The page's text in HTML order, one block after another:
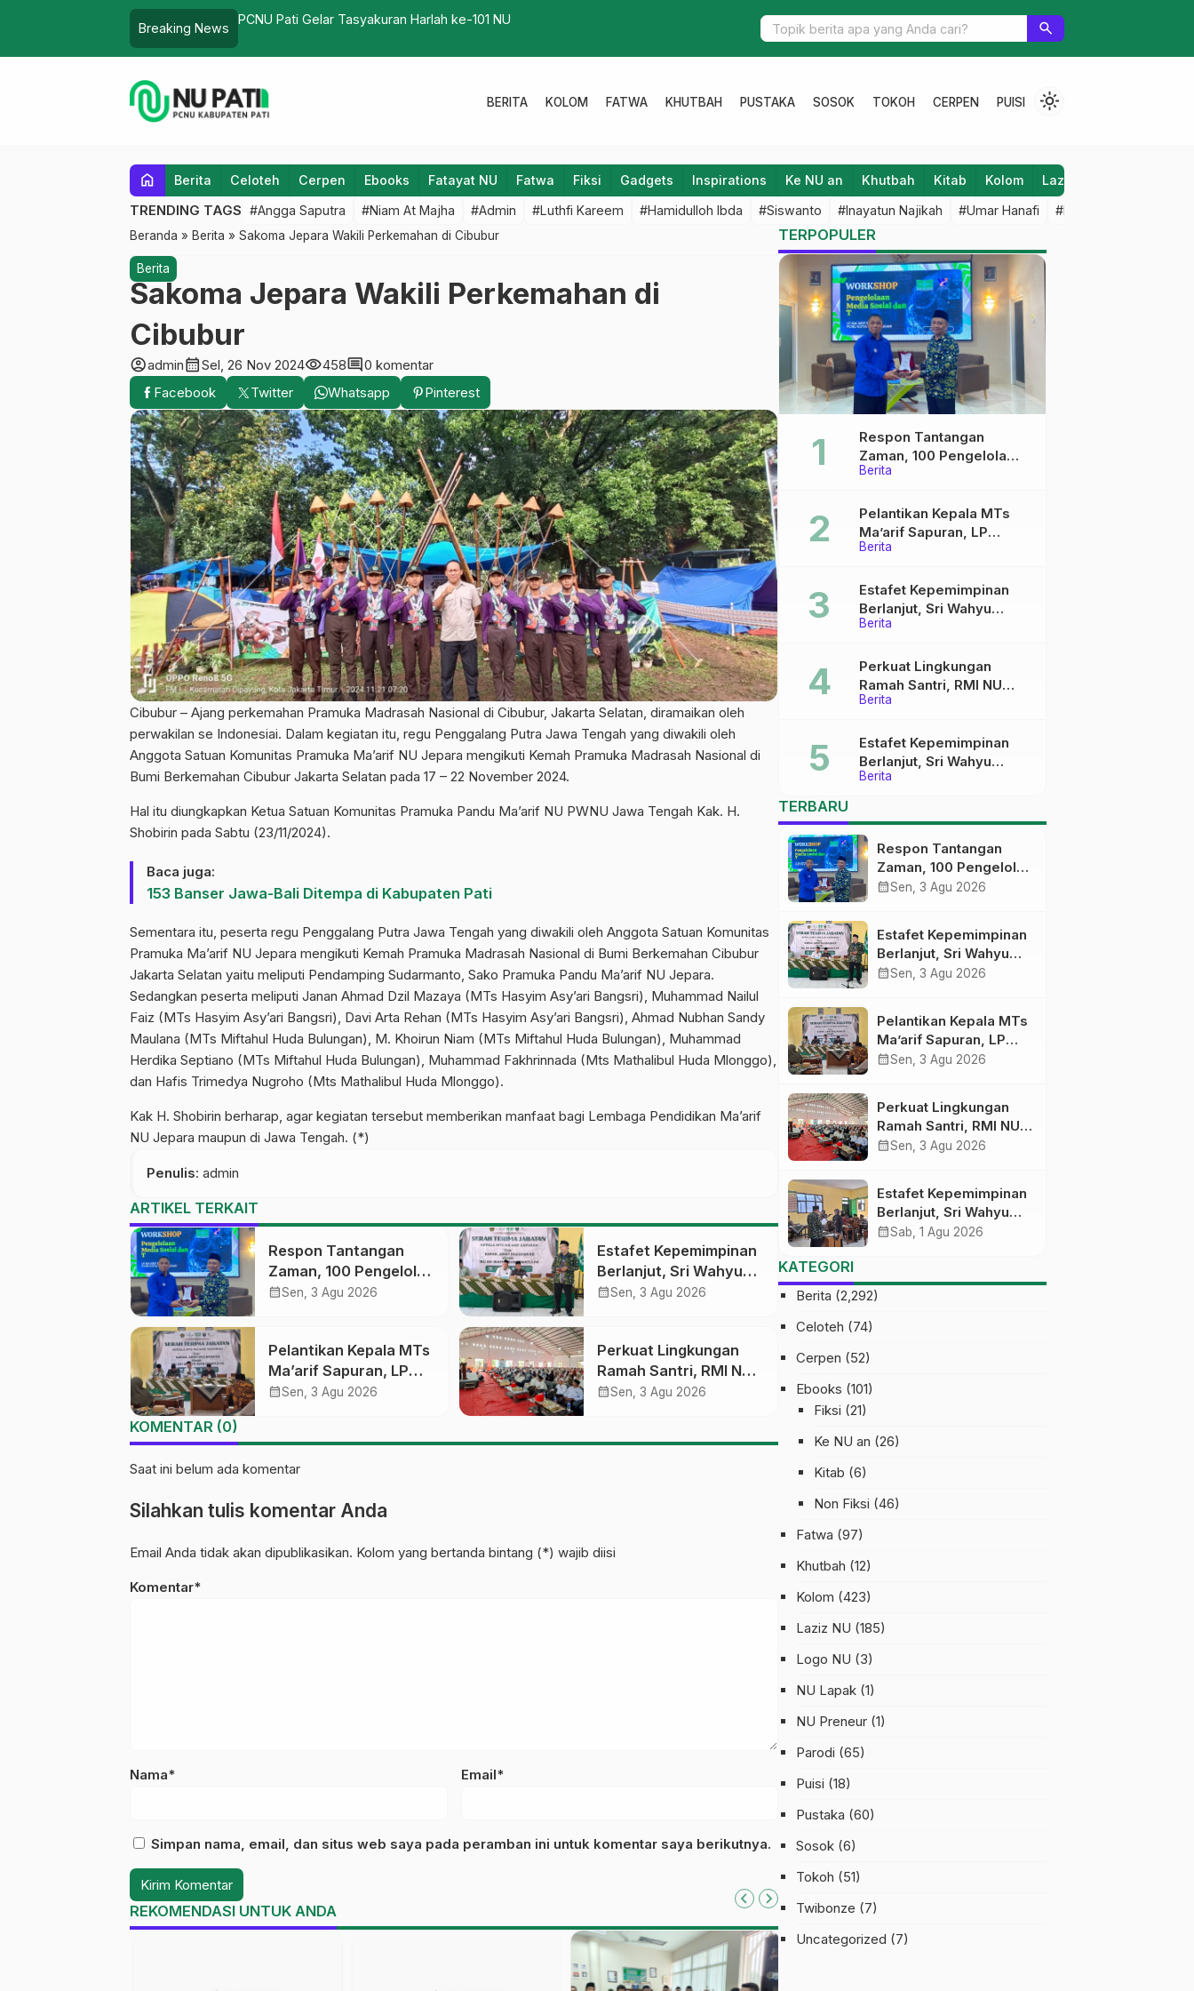
Breaking News
PCNU Pati Gelar Tasyakuran Harlah ke-101 NU KH. Asmu’i Sadzali, Musytasyar dan Mantan Rois PCNU Pati, Wafat search
BERITA KOLOM FATWA KHUTBAH PUSTAKA SOSOK TOKOH CERPEN PUISI light_mode
home Berita Celoteh Cerpen Ebooks Fatayat NU Fatwa Fiksi Gadgets Inspirations Ke NU an Khutbah Kitab Kolom Laziz NU
TRENDING TAGS #Angga Saputra #Niam At Majha #Admin #Luthfi Kareem #Hamidulloh Ibda #Siswanto #Inayatun Najikah #Umar Hanafi #M Iqbal Dawami
Beranda » Berita » Sakoma Jepara Wakili Perkemahan di Cibubur
Berita
Sakoma Jepara Wakili Perkemahan di
Cibubur
account_circleadmincalendar_monthSel, 26 Nov 2024visibility458comment0 komentar
Facebook
Twitter Whatsapp Pinterest
Cibubur – Ajang perkemahan Pramuka Madrasah Nasional di Cibubur, Jakarta Selatan, diramaikan oleh
perwakilan se Indonesiai. Dalam kegiatan itu, regu Penggalang Putra Jawa Tengah yang diwakili oleh
Anggota Satuan Komunitas Pramuka Ma’arif NU Jepara mengikuti Kemah Pramuka Madrasah Nasional di
Bumi Berkemahan Cibubur Jakarta Selatan pada 17 – 22 November 2024.
Hal itu diungkapkan Ketua Satuan Komunitas Pramuka Pandu Ma’arif NU PWNU Jawa Tengah Kak. H.
Shobirin pada Sabtu (23/11/2024).
Baca juga:
153 Banser Jawa-Bali Ditempa di Kabupaten Pati
Sementara itu, peserta regu Penggalang Putra Jawa Tengah yang diwakili oleh Anggota Satuan Komunitas
Pramuka Ma’arif NU Jepara mengikuti Kemah Pramuka Madrasah Nasional di Bumi Berkemahan Cibubur
Jakarta Selatan yaitu meliputi Pendamping Sudarmanto, Sako Pramuka Pandu Ma’arif NU Jepara.
Sedangkan peserta meliputi Janan Ahmad Dzil Mazaya (MTs Hasyim Asy’ari Bangsri), Muhammad Nailul
Faiz (MTs Hasyim Asy’ari Bangsri), Davi Arta Rehan (MTs Hasyim Asy’ari Bangsri), Ahmad Nubhan Sandy
Maulana (MTs Miftahul Huda Bulungan), M. Khoirun Niam (MTs Miftahul Huda Bulungan), Muhammad
Herdika Septiano (MTs Miftahul Huda Bulungan), Muhammad Fakhrinnada (Mts Mathalibul Huda Mlonggo),
dan Hafis Trimedya Nugroho (Mts Mathalibul Huda Mlonggo).
Kak H. Shobirin berharap, agar kegiatan tersebut memberikan manfaat bagi Lembaga Pendidikan Ma’arif
NU Jepara maupun di Jawa Tengah. (*)
Penulis: admin
ARTIKEL TERKAIT
Respon Tantangan
Zaman, 100 Pengelola
Medsos Sekolah
Digital
calendar_monthSen, 3 Agu 2026
Estafet Kepemimpinan
Berlanjut, Sri Wahyu
Susilowati Resmi
calendar_monthSen, 3 Agu 2026
Pelantikan Kepala MTs
Ma’arif Sapuran, LP
Ma’arif NU Wonosobo
calendar_monthSen, 3 Agu 2026
Perkuat Lingkungan
Ramah Santri, RMI NU
Gelar ‘Sambang
calendar_monthSen, 3 Agu 2026
KOMENTAR (0)
Saat ini belum ada komentar
Silahkan tulis komentar Anda
Email Anda tidak akan dipublikasikan. Kolom yang bertanda bintang (*) wajib diisi
Komentar*
Nama* Email*
Simpan nama, email, dan situs web saya pada peramban ini untuk komentar saya berikutnya.
REKOMENDASI UNTUK ANDA
TERPOPULER
Berita
Respon Tantangan
Zaman, 100 Pengelola
Medsos Sekolah Ma’arif
Pelatihan Literasi Digital
Berita
Pelantikan Kepala MTs
Ma’arif Sapuran, LP
Ma’arif NU Wonosobo
Kepemimpinan Nahdliyah
Berita
Estafet Kepemimpinan
Berlanjut, Sri Wahyu
Susilowati Resmi Pimpin
Berita
Perkuat Lingkungan
Ramah Santri, RMI NU
Gelar ‘Sambang
Berita
Estafet Kepemimpinan
Berlanjut, Sri Wahyu
Susilowati Resmi Pimpin
TERBARU
Respon Tantangan
Zaman, 100 Pengelola
Medsos Sekolah
Digital
calendar_monthSen, 3 Agu 2026
Estafet Kepemimpinan
Berlanjut, Sri Wahyu
Susilowati Resmi
calendar_monthSen, 3 Agu 2026
Pelantikan Kepala MTs
Ma’arif Sapuran, LP
Ma’arif NU Wonosobo
Kepemimpinan
Nahdliyah
calendar_monthSen, 3 Agu 2026
Perkuat Lingkungan
Ramah Santri, RMI NU
Gelar ‘Sambang
calendar_monthSen, 3 Agu 2026
Estafet Kepemimpinan
Berlanjut, Sri Wahyu
Susilowati Resmi
calendar_monthSab, 1 Agu 2026
KATEGORI
Berita (2,292)
Celoteh (74)
Cerpen (52)
Ebooks (101)
Fiksi (21)
Ke NU an (26)
Kitab (6)
Non Fiksi (46)
Fatwa (97)
Khutbah (12)
Kolom (423)
Laziz NU (185)
Logo NU (3)
NU Lapak (1)
NU Preneur (1)
Parodi (65)
Puisi (18)
Pustaka (60)
Sosok (6)
Tokoh (51)
Twibonze (7)
Uncategorized (7)